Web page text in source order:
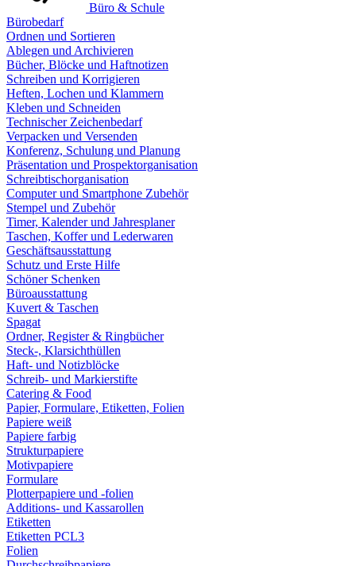
Büro & Schule
Bürobedarf
Ordnen und Sortieren
Ablegen und Archivieren
Bücher, Blöcke und Haftnotizen
Schreiben und Korrigieren
Heften, Lochen und Klammern
Kleben und Schneiden
Technischer Zeichenbedarf
Verpacken und Versenden
Konferenz, Schulung und Planung
Präsentation und Prospektorganisation
Schreibtischorganisation
Computer und Smartphone Zubehör
Stempel und Zubehör
Timer, Kalender und Jahresplaner
Taschen, Koffer und Lederwaren
Geschäftsausstattung
Schutz und Erste Hilfe
Schöner Schenken
Büroausstattung
Kuvert & Taschen
Spagat
Ordner, Register & Ringbücher
Steck-, Klarsichthüllen
Haft- und Notizblöcke
Schreib- und Markierstifte
Catering & Food
Papier, Formulare, Etiketten, Folien
Papiere weiß
Papiere farbig
Strukturpapiere
Motivpapiere
Formulare
Plotterpapiere und -folien
Additions- und Kassarollen
Etiketten
Etiketten PCL3
Folien